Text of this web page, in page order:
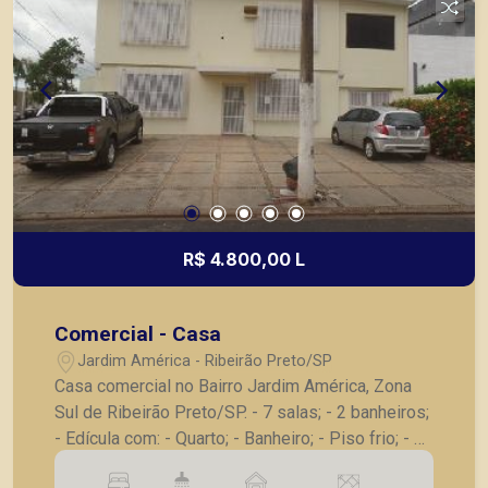
R$ 4.800,00 L
Comercial - Casa
Jardim América - Ribeirão Preto/SP
Casa comercial no Bairro Jardim América, Zona
Sul de Ribeirão Preto/SP. - 7 salas; - 2 banheiros;
- Edícula com: - Quarto; - Banheiro; - Piso frio; - 6
vagas de garagem. A Piramid tem como objetivo